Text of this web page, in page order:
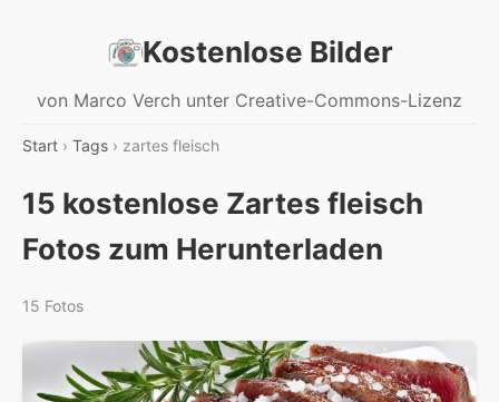
Kostenlose Bilder
von Marco Verch unter Creative-Commons-Lizenz
Start › Tags › zartes fleisch
15 kostenlose Zartes fleisch
Fotos zum Herunterladen
15 Fotos